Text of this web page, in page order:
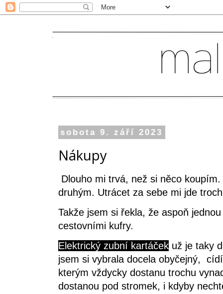
sobota 9. září 2023
Nákupy
Dlouho mi trvá, než si něco
druhým. Utrácet za sebe mi jde
Takže jsem si řekla, že aspoň
cestovními kufry.
Elektrický zubní kartáček už je taky
jsem si vybrala docela obyčejný,
kterým vždycky dostanu trochu
dostanou pod stromek, i kdyby